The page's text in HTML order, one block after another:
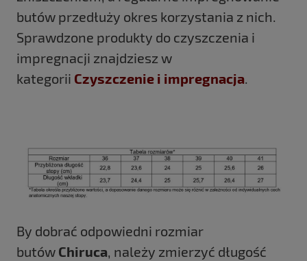
butów przedłuży okres korzystania z nich.
Sprawdzone produkty do czyszczenia i
impregnacji znajdziesz w
kategorii Czyszczenie i impregnacja.
By dobrać odpowiedni rozmiar
butów Chiruca, należy zmierzyć długość